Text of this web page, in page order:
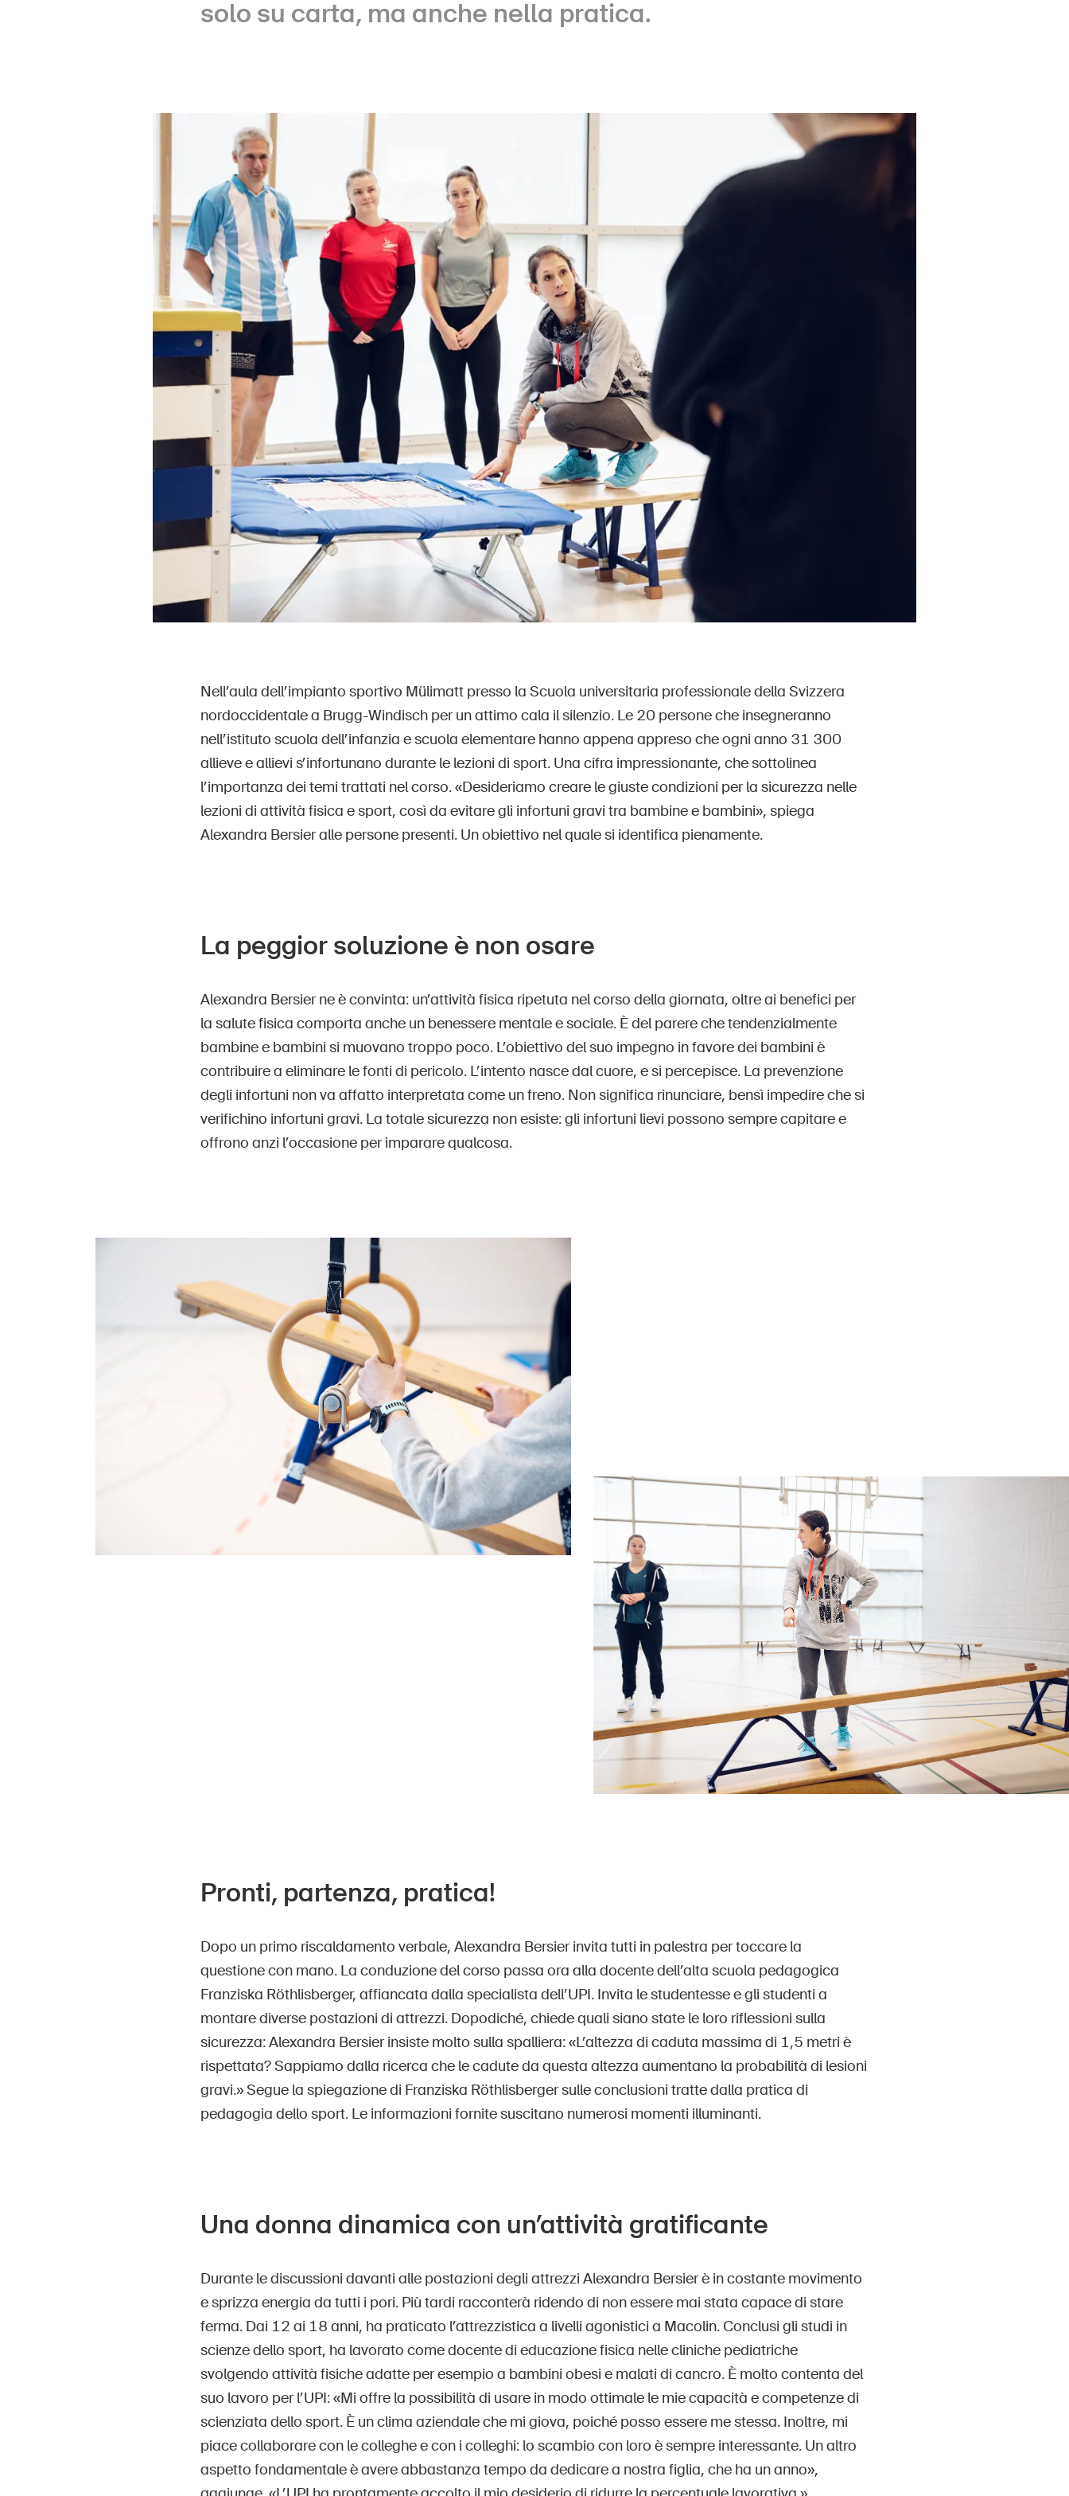
Abbonati alla newsletter
solo su carta, ma anche nella pratica.
Nell’aula dell’impianto sportivo Mülimatt presso la Scuola universitaria professionale della Svizzera
nordoccidentale a Brugg-Windisch per un attimo cala il silenzio. Le 20 persone che insegneranno
nell’istituto scuola dell’infanzia e scuola elementare hanno appena appreso che ogni anno 31 300
allieve e allievi s’infortunano durante le lezioni di sport. Una cifra impressionante, che sottolinea
l’importanza dei temi trattati nel corso. «Desideriamo creare le giuste condizioni per la sicurezza nelle
lezioni di attività fisica e sport, così da evitare gli infortuni gravi tra bambine e bambini», spiega
Alexandra Bersier alle persone presenti. Un obiettivo nel quale si identifica pienamente.
La peggior soluzione è non osare
Alexandra Bersier ne è convinta: un’attività fisica ripetuta nel corso della giornata, oltre ai benefici per
la salute fisica comporta anche un benessere mentale e sociale. È del parere che tendenzialmente
bambine e bambini si muovano troppo poco. L’obiettivo del suo impegno in favore dei bambini è
contribuire a eliminare le fonti di pericolo. L’intento nasce dal cuore, e si percepisce. La prevenzione
degli infortuni non va affatto interpretata come un freno. Non significa rinunciare, bensì impedire che si
verifichino infortuni gravi. La totale sicurezza non esiste: gli infortuni lievi possono sempre capitare e
offrono anzi l’occasione per imparare qualcosa.
Pronti, partenza, pratica!
Dopo un primo riscaldamento verbale, Alexandra Bersier invita tutti in palestra per toccare la
questione con mano. La conduzione del corso passa ora alla docente dell’alta scuola pedagogica
Franziska Röthlisberger, affiancata dalla specialista dell’UPI. Invita le studentesse e gli studenti a
montare diverse postazioni di attrezzi. Dopodiché, chiede quali siano state le loro riflessioni sulla
sicurezza: Alexandra Bersier insiste molto sulla spalliera: «L’altezza di caduta massima di 1,5 metri è
rispettata? Sappiamo dalla ricerca che le cadute da questa altezza aumentano la probabilità di lesioni
gravi.» Segue la spiegazione di Franziska Röthlisberger sulle conclusioni tratte dalla pratica di
pedagogia dello sport. Le informazioni fornite suscitano numerosi momenti illuminanti.
Una donna dinamica con un’attività gratificante
Durante le discussioni davanti alle postazioni degli attrezzi Alexandra Bersier è in costante movimento
e sprizza energia da tutti i pori. Più tardi racconterà ridendo di non essere mai stata capace di stare
ferma. Dai 12 ai 18 anni, ha praticato l’attrezzistica a livelli agonistici a Macolin. Conclusi gli studi in
scienze dello sport, ha lavorato come docente di educazione fisica nelle cliniche pediatriche
svolgendo attività fisiche adatte per esempio a bambini obesi e malati di cancro. È molto contenta del
suo lavoro per l’UPI: «Mi offre la possibilità di usare in modo ottimale le mie capacità e competenze di
scienziata dello sport. È un clima aziendale che mi giova, poiché posso essere me stessa. Inoltre, mi
piace collaborare con le colleghe e con i colleghi: lo scambio con loro è sempre interessante. Un altro
aspetto fondamentale è avere abbastanza tempo da dedicare a nostra figlia, che ha un anno»,